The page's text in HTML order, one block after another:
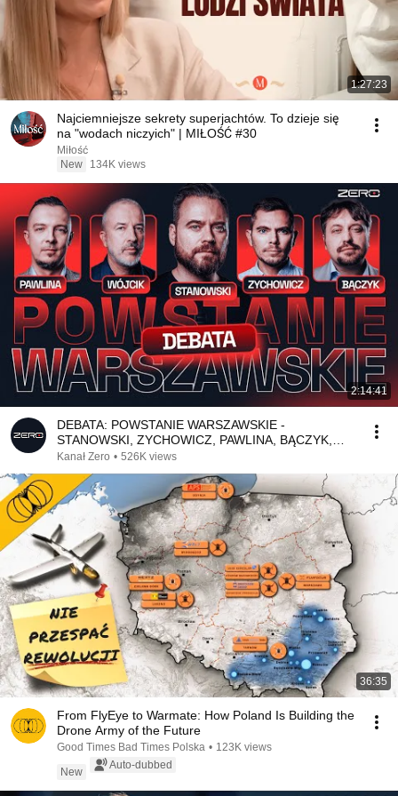
1:27:23
Najciemniejsze sekrety superjachtów. To dzieje się
na "wodach niczyich" | MIŁOŚĆ #30
Miłość
New
134K views
2:14:41
DEBATA: POWSTANIE WARSZAWSKIE -
STANOWSKI, ZYCHOWICZ, PAWLINA, BĄCZYK,
WÓJCIK
Kanał Zero • 526K views
36:35
From FlyEye to Warmate: How Poland Is Building the
Drone Army of the Future
Good Times Bad Times Polska • 123K views
New
Auto-dubbed